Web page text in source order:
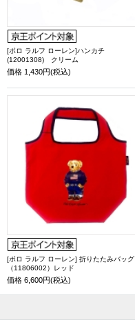
[ポロ ラルフ ローレン]ハンカチ
(12001308) クリーム
価格 1,430円(税込)
[ポロ ラルフ ローレン] 折りたたみバッグ
（11806002）レッド
価格 6,600円(税込)